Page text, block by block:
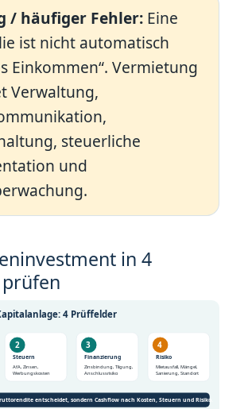
/ häufiger Fehler: Eine
ist nicht automatisch
Einkommen“. Vermietung
Verwaltung,
steuerliche
und
in 4
4 Prüffelder
2
Steuern
AfA, Zinsen,
Werbungskosten
3
Finanzierung
Zinsbindung, Tilgung,
Anschlussrisiko
4
Risiko
Mietausfall, Mängel,
Sanierung, Standort
entscheidet, sondern Cashflow nach Kosten, Steuern und Risiko.